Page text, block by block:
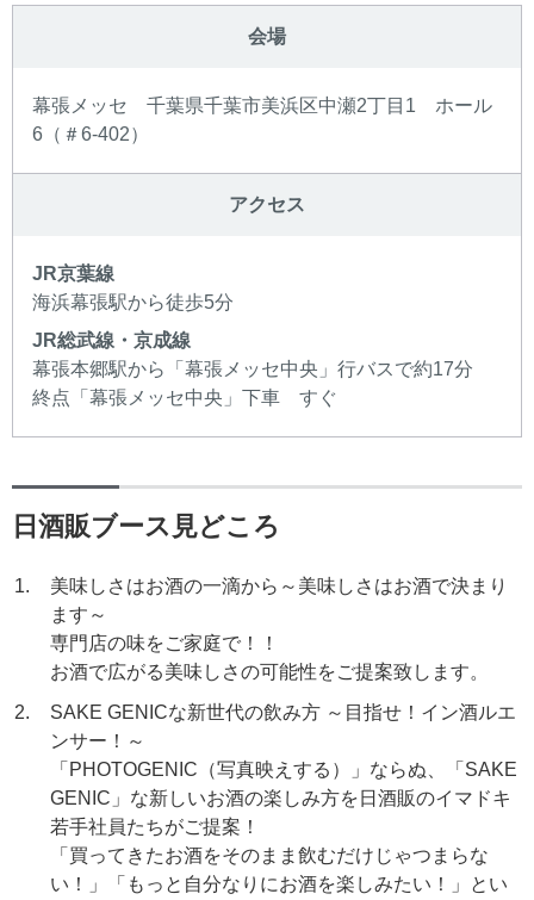
会場
幕張メッセ 千葉県千葉市美浜区中瀬2丁目1 ホール
6（＃6-402）
アクセス
JR京葉線
海浜幕張駅から徒歩5分
JR総武線・京成線
幕張本郷駅から「幕張メッセ中央」行バスで約17分
終点「幕張メッセ中央」下車 すぐ
日酒販ブース見どころ
美味しさはお酒の一滴から～美味しさはお酒で決まり
ます～
専門店の味をご家庭で！！
お酒で広がる美味しさの可能性をご提案致します。
SAKE GENICな新世代の飲み方 ～目指せ！イン酒ルエ
ンサー！～
「PHOTOGENIC（写真映えする）」ならぬ、「SAKE
GENIC」な新しいお酒の楽しみ方を日酒販のイマドキ
若手社員たちがご提案！
「買ってきたお酒をそのまま飲むだけじゃつまらな
い！」「もっと自分なりにお酒を楽しみたい！」とい